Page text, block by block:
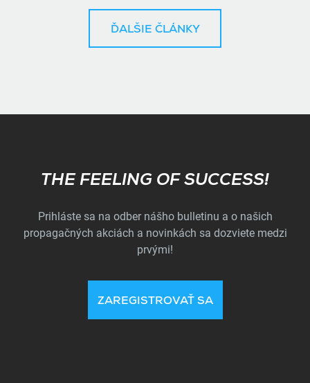
ĎALŠIE ČLÁNKY
Subscribe
THE FEELING OF SUCCESS!
Prihláste sa na odber nášho bulletinu a o našich
propagačných akciách a novinkách sa dozviete medzi
prvými!
ZAREGISTROVAŤ SA